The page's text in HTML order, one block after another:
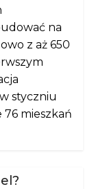
na
z aż 650
styczniu
mieszkań